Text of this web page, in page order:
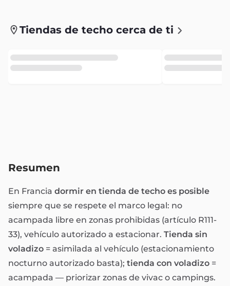
Tiendas de techo cerca de ti
Resumen
En Francia dormir en tienda de techo es posible
siempre que se respete el marco legal: no
acampada libre en zonas prohibidas (artículo R111-
33), vehículo autorizado a estacionar. Tienda sin
voladizo = asimilada al vehículo (estacionamiento
nocturno autorizado basta); tienda con voladizo =
acampada — priorizar zonas de vivac o campings.